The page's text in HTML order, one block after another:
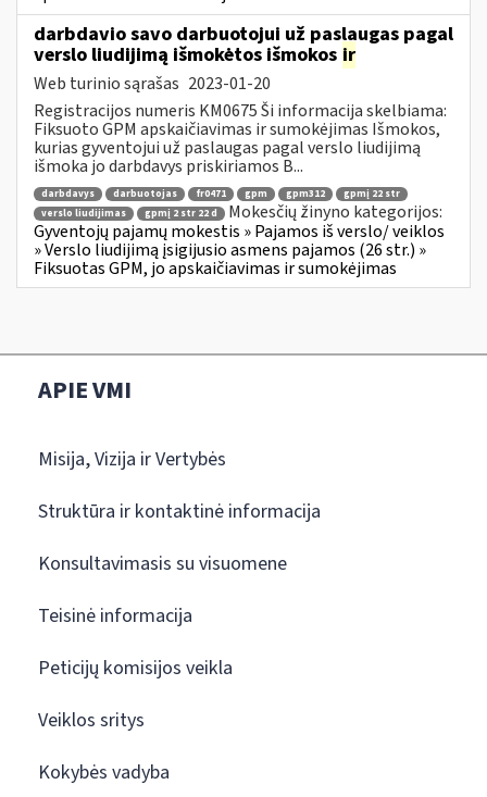
darbdavio savo darbuotojui už paslaugas pagal
verslo liudijimą išmokėtos išmokos ir
Web turinio sąrašas 2023-01-20
Registracijos numeris KM0675 Ši informacija skelbiama:
Fiksuoto GPM apskaičiavimas ir sumokėjimas Išmokos,
kurias gyventojui už paslaugas pagal verslo liudijimą
išmoka jo darbdavys priskiriamos B...
darbdavys darbuotojas fr0471 gpm gpm312
gpmį 22 str
verslo liudijimas
gpmį 2 str 22 d
Mokesčių žinyno kategorijos:
Gyventojų pajamų mokestis » Pajamos iš verslo/ veiklos
» Verslo liudijimą įsigijusio asmens pajamos (26 str.) »
Fiksuotas GPM, jo apskaičiavimas ir sumokėjimas
APIE VMI
Misija, Vizija ir Vertybės
Struktūra ir kontaktinė informacija
Konsultavimasis su visuomene
Teisinė informacija
Peticijų komisijos veikla
Veiklos sritys
Kokybės vadyba